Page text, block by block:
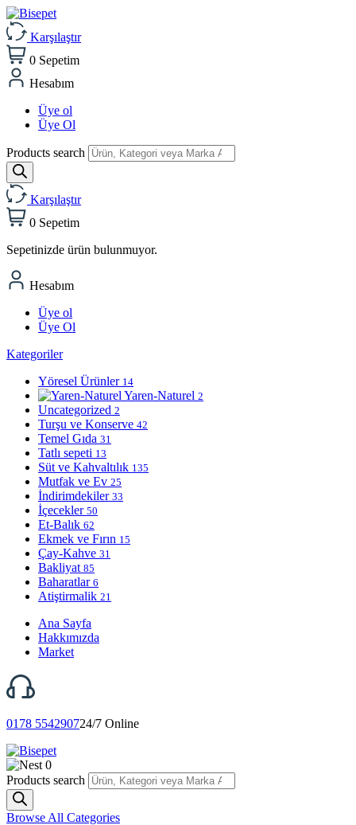
Karşılaştır
0 Sepetim
Hesabım
Üye ol
Üye Ol
Products search
Karşılaştır
0 Sepetim
Sepetinizde ürün bulunmuyor.
Hesabım
Üye ol
Üye Ol
Kategoriler
Yöresel Ürünler 14
Yaren-Naturel 2
Uncategorized 2
Turşu ve Konserve 42
Temel Gıda 31
Tatlı sepeti 13
Süt ve Kahvaltılık 135
Mutfak ve Ev 25
İndirimdekiler 33
İçecekler 50
Et-Balık 62
Ekmek ve Fırın 15
Çay-Kahve 31
Bakliyat 85
Baharatlar 6
Atiştirmalik 21
Ana Sayfa
Hakkımızda
Market
0178 554290724/7 Online
0
Products search
Browse All Categories